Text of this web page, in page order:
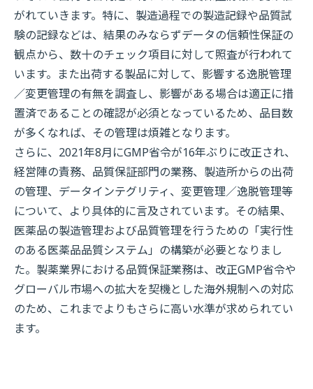
がれていきます。特に、製造過程での製造記録や品質試
験の記録などは、結果のみならずデータの信頼性保証の
観点から、数十のチェック項目に対して照査が行われて
います。また出荷する製品に対して、影響する逸脱管理
／変更管理の有無を調査し、影響がある場合は適正に措
置済であることの確認が必須となっているため、品目数
が多くなれば、その管理は煩雑となります。
さらに、2021年8月にGMP省令が16年ぶりに改正され、
経営陣の責務、品質保証部門の業務、製造所からの出荷
の管理、データインテグリティ、変更管理／逸脱管理等
について、より具体的に言及されています。その結果、
医薬品の製造管理および品質管理を行うための「実行性
のある医薬品品質システム」の構築が必要となりまし
た。製薬業界における品質保証業務は、改正GMP省令や
グローバル市場への拡大を契機とした海外規制への対応
のため、これまでよりもさらに高い水準が求められてい
ます。